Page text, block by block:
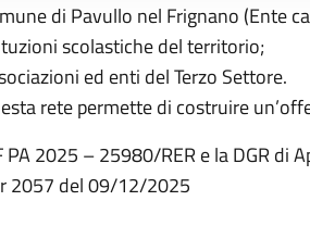
di Pavullo nel Frignano (Ente
scolastiche del territorio;
ed enti del Terzo Settore.
rete permette di costruire
PA 2025 – 25980/RER e la DGR di
2057 del 09/12/2025